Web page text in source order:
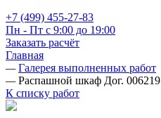
+7 (499) 455-27-83
Пн - Пт с 9:00 до 19:00
Заказать расчёт
Главная
— Галерея выполненных работ
— Распашной шкаф Дог. 006219
К списку работ